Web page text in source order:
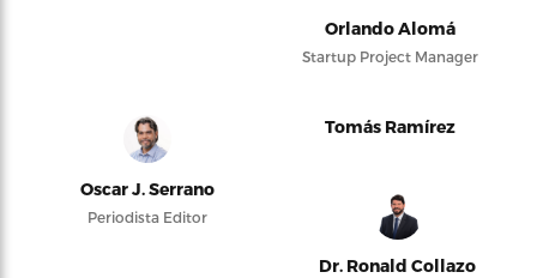
Orlando Alomá
Startup Project Manager
Oscar J. Serrano
Periodista Editor
Tomás Ramírez
Dr. Ronald Collazo